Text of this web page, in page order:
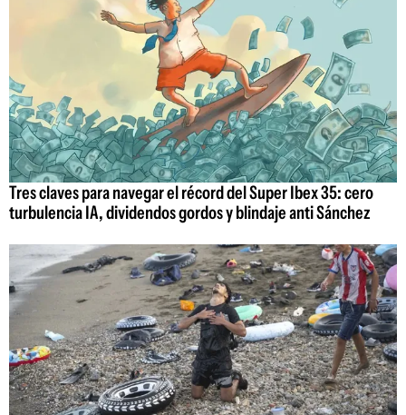
Tres claves para navegar el récord del Super Ibex 35: cero
turbulencia IA, dividendos gordos y blindaje anti Sánchez